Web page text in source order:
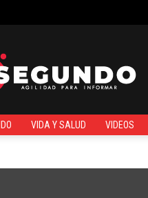
VIDA Y SALUD VIDEOS